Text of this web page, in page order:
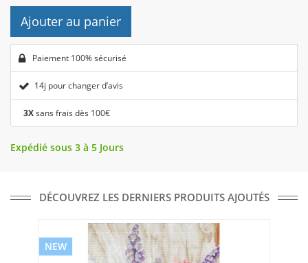
Ajouter au panier
Paiement 100% sécurisé
14j pour changer d’avis
3Xsans frais dès 100€
Expédié sous 3 à 5 Jours
DÉCOUVREZ LES DERNIERS PRODUITS AJOUTÉS
NEW